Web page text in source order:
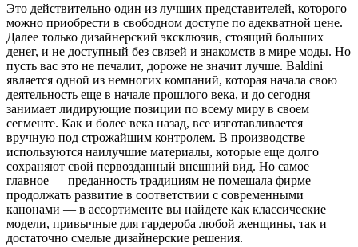
Это действительно один из лучших представителей, которого
можно приобрести в свободном доступе по адекватной цене.
Далее только дизайнерский эксклюзив, стоящий больших
денег, и не доступный без связей и знакомств в мире моды. Но
пусть вас это не печалит, дороже не значит лучше. Baldini
является одной из немногих компаний, которая начала свою
деятельность еще в начале прошлого века, и до сегодня
занимает лидирующие позиции по всему миру в своем
сегменте. Как и более века назад, все изготавливается
вручную под строжайшим контролем. В производстве
используются наилучшие материалы, которые еще долго
сохраняют свой первозданный внешний вид. Но самое
главное — преданность традициям не помешала фирме
продолжать развитие в соответствии с современными
канонами — в ассортименте вы найдете как классические
модели, привычные для гардероба любой женщины, так и
достаточно смелые дизайнерские решения.